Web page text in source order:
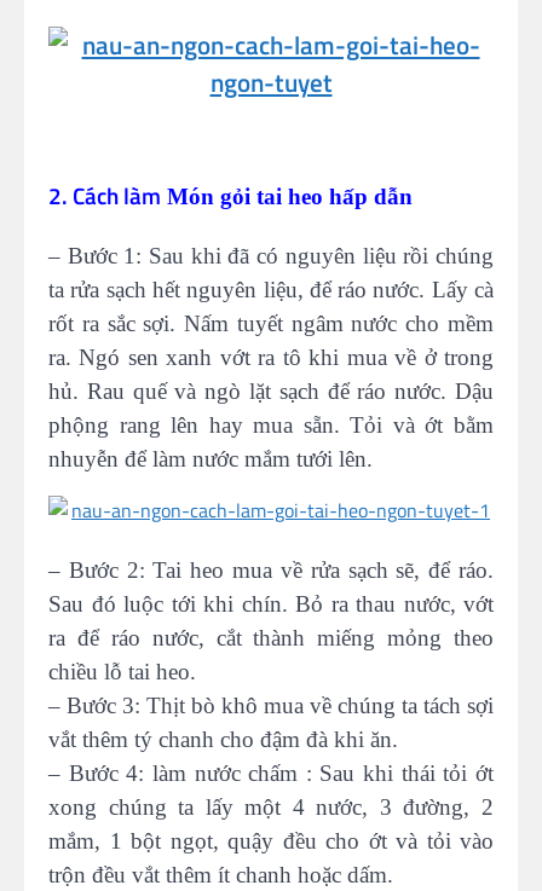
2. Cách làm Món gỏi tai heo hấp dẫn
– Bước 1: Sau khi đã có nguyên liệu rồi chúng
ta rửa sạch hết nguyên liệu, để ráo nước. Lấy cà
rốt ra sắc sợi. Nấm tuyết ngâm nước cho mềm
ra. Ngó sen xanh vớt ra tô khi mua về ở trong
hủ. Rau quế và ngò lặt sạch để ráo nước. Dậu
phộng rang lên hay mua sẵn. Tỏi và ớt bằm
nhuyễn để làm nước mắm tưới lên.
– Bước 2: Tai heo mua về rửa sạch sẽ, để ráo.
Sau đó luộc tới khi chín. Bỏ ra thau nước, vớt
ra để ráo nước, cắt thành miếng mỏng theo
chiều lỗ tai heo.
– Bước 3: Thịt bò khô mua về chúng ta tách sợi
vắt thêm tý chanh cho đậm đà khi ăn.
– Bước 4: làm nước chấm : Sau khi thái tỏi ớt
xong chúng ta lấy một 4 nước, 3 đường, 2
mắm, 1 bột ngọt, quậy đều cho ớt và tỏi vào
trộn đều vắt thêm ít chanh hoặc dấm.